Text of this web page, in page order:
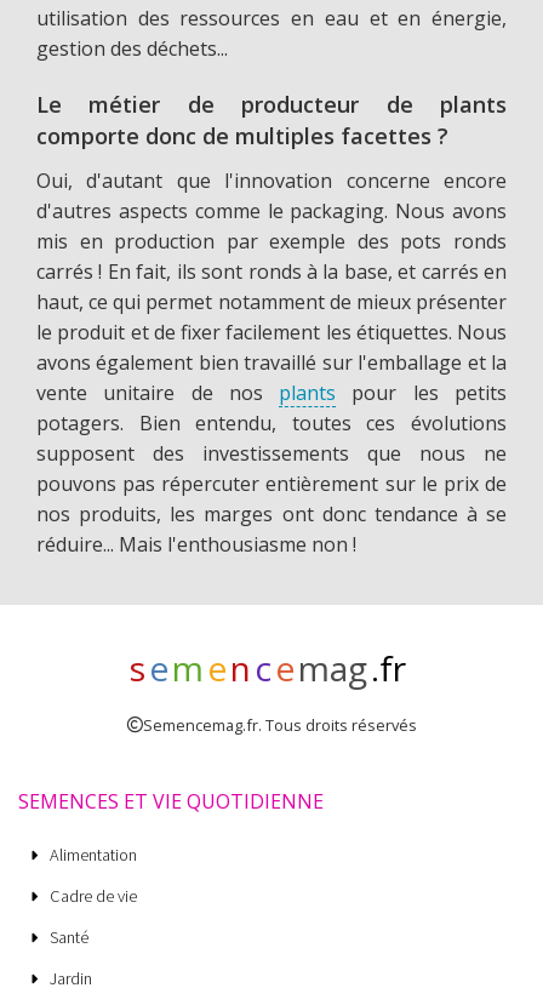
utilisation des ressources en eau et en énergie,
gestion des déchets...
Le métier de producteur de plants
comporte donc de multiples facettes ?
Oui, d'autant que l'innovation concerne encore
d'autres aspects comme le packaging. Nous avons
mis en production par exemple des pots ronds
carrés ! En fait, ils sont ronds à la base, et carrés en
haut, ce qui permet notamment de mieux présenter
le produit et de fixer facilement les étiquettes. Nous
avons également bien travaillé sur l'emballage et la
vente unitaire de nos plants pour les petits
potagers. Bien entendu, toutes ces évolutions
supposent des investissements que nous ne
pouvons pas répercuter entièrement sur le prix de
nos produits, les marges ont donc tendance à se
réduire... Mais l'enthousiasme non !
semencemag.fr
Semencemag.fr. Tous droits réservés
SEMENCES ET VIE QUOTIDIENNE
Alimentation
Cadre de vie
Santé
Jardin